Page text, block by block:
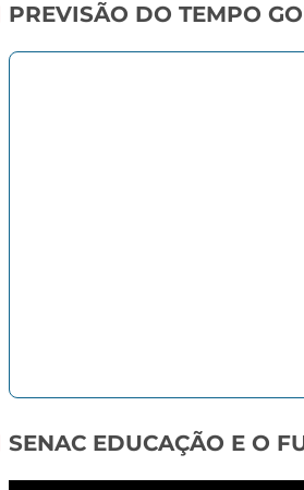
PREVISÃO DO TEMPO
SENAC EDUCAÇÃO E O